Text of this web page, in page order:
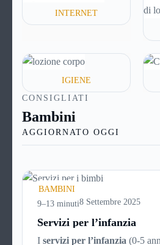
INTERNET
IGIENE
CONSIGLIATI
Bambini
AGGIORNATO OGGI
BAMBINI
9–13 minuti8 Settembre 2025
Servizi per l’infanzia
I servizi per l’infanzia (0-5